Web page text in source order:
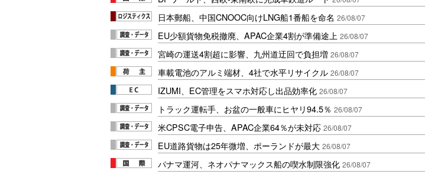
日本郵船、中国CNOOC向けLNG船1番船を命名 26/08/07
EU少額貨物免税撤廃、APAC企業4割が準備途上 26/08/07
宮崎の運送4割超に影響、九州道迂回で負担増 26/08/07
車載電池のアルミ端材、4社で水平リサイクル 26/08/07
IZUMI、EC管理をスマホ対応し出品効率化 26/08/07
トラック運転手、お盆の一般車にヒヤリ94.5％ 26/08/07
米CPSC電子申告、APAC企業64％が未対応 26/08/07
EU道路貨物は25年微増、ポーランドが最大 26/08/07
パナマ運河、ネオパナマックス船の喫水制限強化 26/08/07